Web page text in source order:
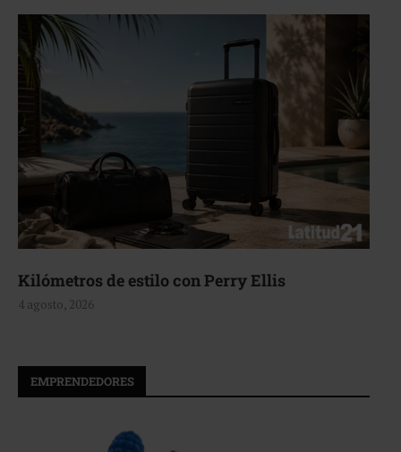
Aerie, texturas que fluyen
4 agosto, 2026
EMPRENDEDORES